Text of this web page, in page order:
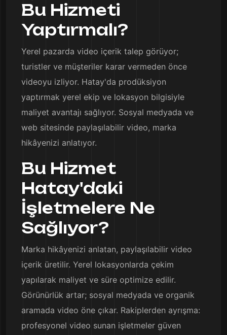
Bu Hizmeti
Yaptırmalı?
Yerel pazarda video içerik talep görüyor;
turistler ve müşteriler karar vermeden önce
videoyu izliyor. Hatay'da prodüksiyon
yaptırmak yerel ekip ve lokasyon bilgisiyle
maliyet avantajı sağlıyor. Sosyal medyada ve
web sitesinde paylaşılabilir video, marka
hikâyenizi anlatıyor.
Bu Hizmet
Hatay'daki
İşletmelere Ne
Sağlıyor?
Marka hikâyenizi anlatan, paylaşılabilir video
içerik üretilir. Yerel lokasyonlarda çekim
yapılarak maliyet ve süre optimize edilir.
Görünürlük artar; sosyal medyada ve organik
aramada video öne çıkar. Rakiplerden ayrışma:
profesyonel video sunan işletmeler güven